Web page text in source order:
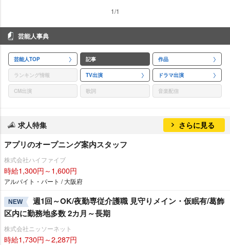
1/1
芸能人事典
芸能人TOP 記事 作品
ランキング情報 TV出演 ドラマ出演
CM出演 歌詞 音楽配信
求人特集 さらに見る
アプリのオープニング案内スタッフ
株式会社ハイファイブ
時給1,300円～1,600円
アルバイト・パート / 大阪府
NEW
週1回～OK/夜勤専従介護職 見守りメイン・仮眠有/葛飾
区内に勤務地多数 2カ月～長期
株式会社ニッソーネット
時給1,730円～2,287円